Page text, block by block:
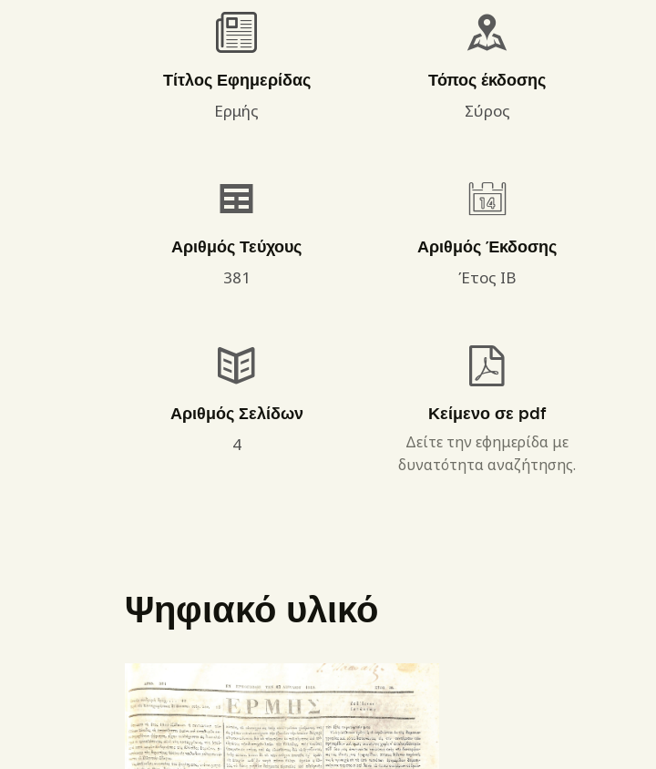
Τίτλος Εφημερίδας
Ερμής
Τόπος έκδοσης
Σύρος
Αριθμός Τεύχους
381
Αριθμός Έκδοσης
Έτος ΙΒ
Αριθμός Σελίδων
4
Κείμενο σε pdf
Δείτε την εφημερίδα με
δυνατότητα αναζήτησης.
Ψηφιακό υλικό